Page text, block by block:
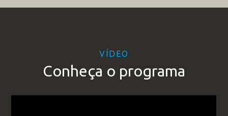
VÍDEO
Conheça o programa